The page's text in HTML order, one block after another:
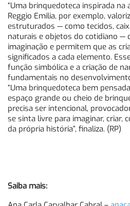
“Uma brinquedoteca inspirada na
Reggio Emilia, por exemplo,
estruturados — como tecidos,
naturais e objetos do cotidiano —
imaginação e permitem que as
significados a cada elemento.
função simbólica e a criação de
fundamentais no
“Uma brinquedoteca bem
espaço grande ou cheio de
precisa ser intencional,
se sinta livre para imaginar, criar,
da própria história”, finaliza. (RP)
Saiba mais: